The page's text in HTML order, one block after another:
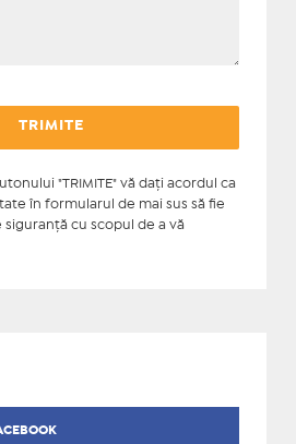
"TRIMITE" vă daţi acordul ca
în formularul de mai sus să fie
cu scopul de a vă